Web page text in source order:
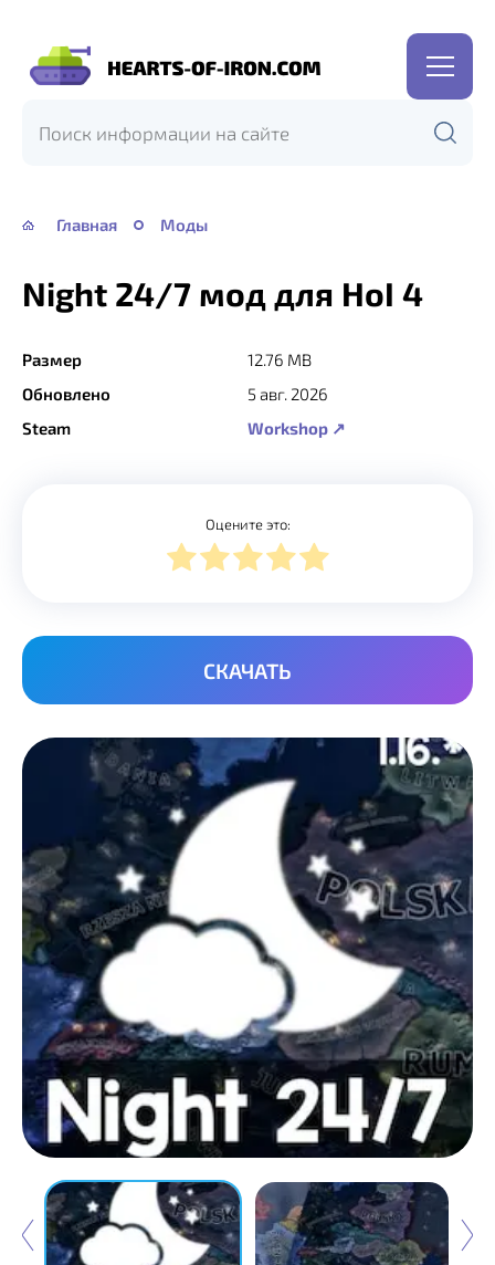
Hearts
Iron
Главная Моды
Night 24/7 мод для HoI 4
Размер
12.76 MB
Обновлено
5 авг. 2026
Steam
Workshop ↗
Оцените это:
СКАЧАТЬ